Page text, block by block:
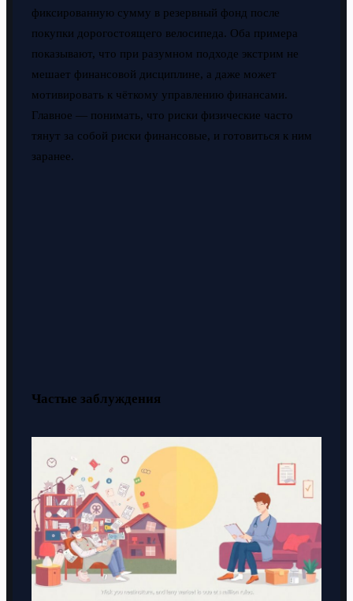
фиксированную сумму в резервный фонд после
покупки дорогостоящего велосипеда. Оба примера
показывают, что при разумном подходе экстрим не
мешает финансовой дисциплине, а даже может
мотивировать к чёткому управлению финансами.
Главное — понимать, что риски физические часто
тянут за собой риски финансовые, и готовиться к ним
заранее.
Частые заблуждения